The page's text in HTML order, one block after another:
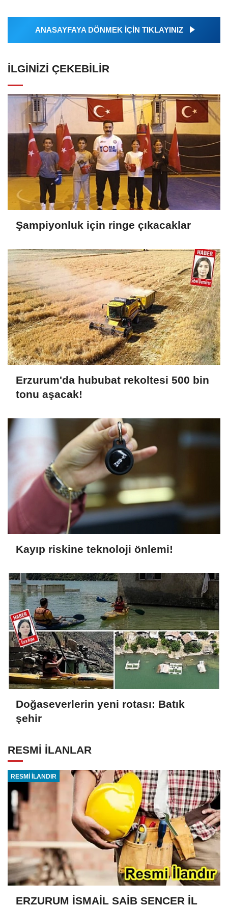
ANASAYFAYA DÖNMEK İÇİN TIKLAYINIZ
İLGINIZI ÇEKEBILIR
Şampiyonluk için ringe çıkacaklar
Erzurum'da hububat rekoltesi 500 bin
tonu aşacak!
Kayıp riskine teknoloji önlemi!
Doğaseverlerin yeni rotası: Batık
şehir
RESMİ İLANLAR
RESMİ İLANDIR
ERZURUM İSMAİL SAİB SENCER İL